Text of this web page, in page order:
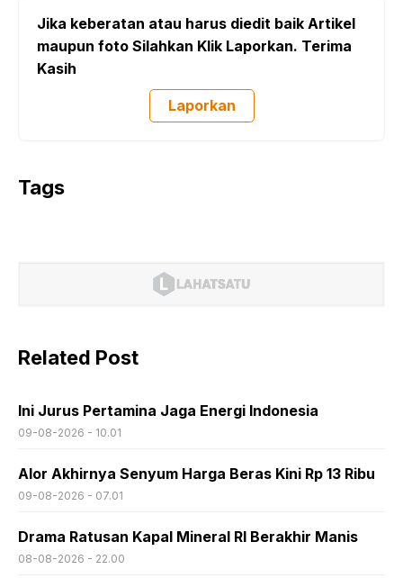
Jika keberatan atau harus diedit baik Artikel
maupun foto Silahkan Klik Laporkan. Terima
Kasih
Laporkan
Tags
Related Post
Ini Jurus Pertamina Jaga Energi Indonesia
09-08-2026 - 10.01
Alor Akhirnya Senyum Harga Beras Kini Rp 13 Ribu
09-08-2026 - 07.01
Drama Ratusan Kapal Mineral RI Berakhir Manis
08-08-2026 - 22.00